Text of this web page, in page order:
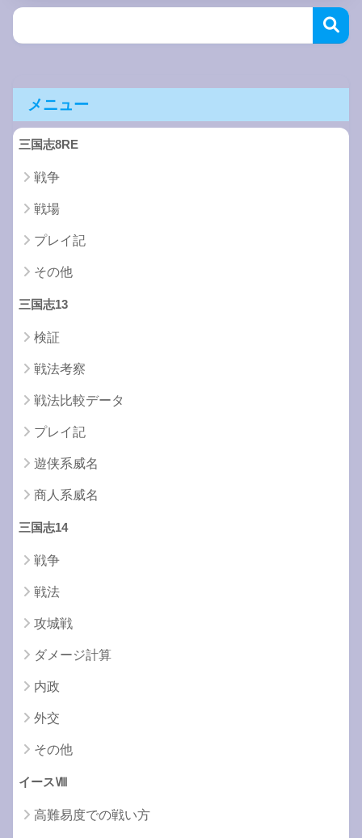
メニュー
三国志8RE
戦争
戦場
プレイ記
その他
三国志13
検証
戦法考察
戦法比較データ
プレイ記
遊侠系威名
商人系威名
三国志14
戦争
戦法
攻城戦
ダメージ計算
内政
外交
その他
イースⅧ
高難易度での戦い方